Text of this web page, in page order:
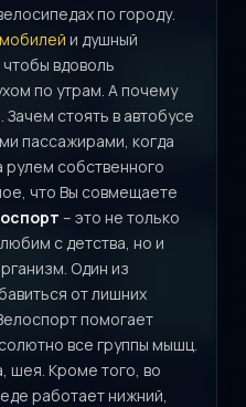
по городу.
и душный
чтобы вдоволь
по утрам. А почему
стоять в автобусе
пассажирами, когда
собственного
что Вы совмещаете
– это не только
с детства, но и
Один из
от лишних
помогает
все группы мышц.
шея. Кроме того, во
работает нижний,